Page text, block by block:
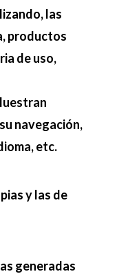
las
productos
de uso,
navegación,
etc.
y las de
generadas